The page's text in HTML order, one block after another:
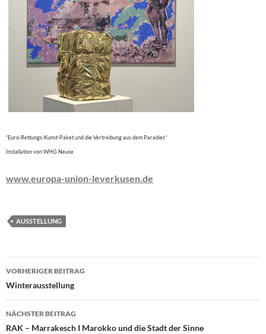
“Euro-Rettungs-Kunst-Paket und die Vertreibung aus dem Paradies”
Installation von WHG Neuse
www.europa-union-leverkusen.de
AUSSTELLUNG
Beitragsnavigation
VORHERIGER BEITRAG
Winterausstellung
NÄCHSTER BEITRAG
RAK – Marrakesch I Marokko und die Stadt der Sinne